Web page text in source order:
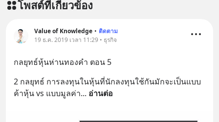
โพสต์ที่เกี่ยวข้อง
Value of Knowledge • ติดตาม
19 ธ.ค. 2019 เวลา 11:29 • ธุรกิจ
กลยุทธ์หุ้นห่านทองคำ ตอน 5
2 กลยุทธ์ การลงทุนในหุ้นที่นักลงทุนใช้กันมักจะเป็นแบบ
ค้าหุ้น vs แบบมูลค่า... อ่านต่อ